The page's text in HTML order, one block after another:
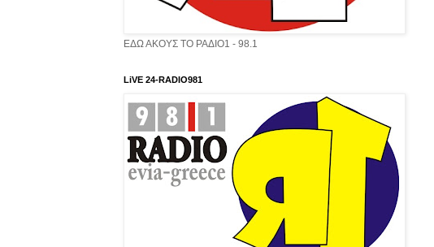
ΕΔΩ ΑΚΟΥΣ ΤΟ ΡΑΔΙΟ1 - 98.1
LiVE 24-RADIO981